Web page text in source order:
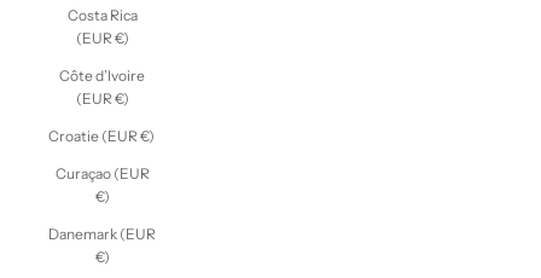
Costa Rica
(EUR €)
Côte d’Ivoire
(EUR €)
Croatie (EUR €)
Curaçao (EUR
€)
Danemark (EUR
€)